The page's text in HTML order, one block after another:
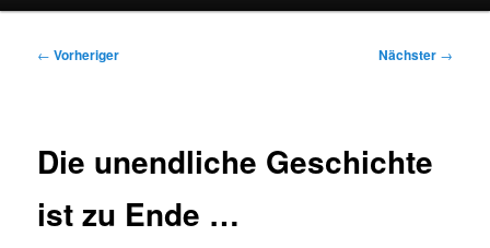
Beitragsnavigation
← Vorheriger Nächster →
Die unendliche Geschichte
ist zu Ende …